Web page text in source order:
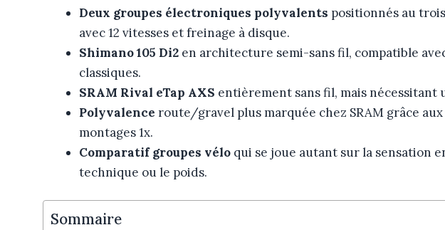
Deux groupes électroniques polyvalents positionnés au
avec 12 vitesses et freinage à disque.
Shimano 105 Di2 en architecture semi-sans fil, compatible
classiques.
SRAM Rival eTap AXS entièrement sans fil, mais nécessitant
Polyvalence route/gravel plus marquée chez SRAM grâce
montages 1x.
Comparatif groupes vélo qui se joue autant sur la sensation
technique ou le poids.
Sommaire